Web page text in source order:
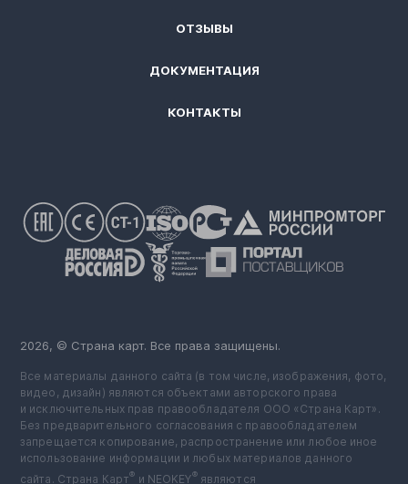
ОТЗЫВЫ
ДОКУМЕНТАЦИЯ
КОНТАКТЫ
2026, © Страна карт. Все права защищены.
Все материалы данного сайта (в том числе, изображения, фото,
видео, дизайн) являются объектами авторского права
и исключительных прав правообладателя ООО «Страна Карт».
Без предварительного согласования с правообладателем
запрещается копирование, распространение или любое иное
использование информации и любых материалов данного
сайта. Страна Карт® ️ и NEOKEY®️ являются